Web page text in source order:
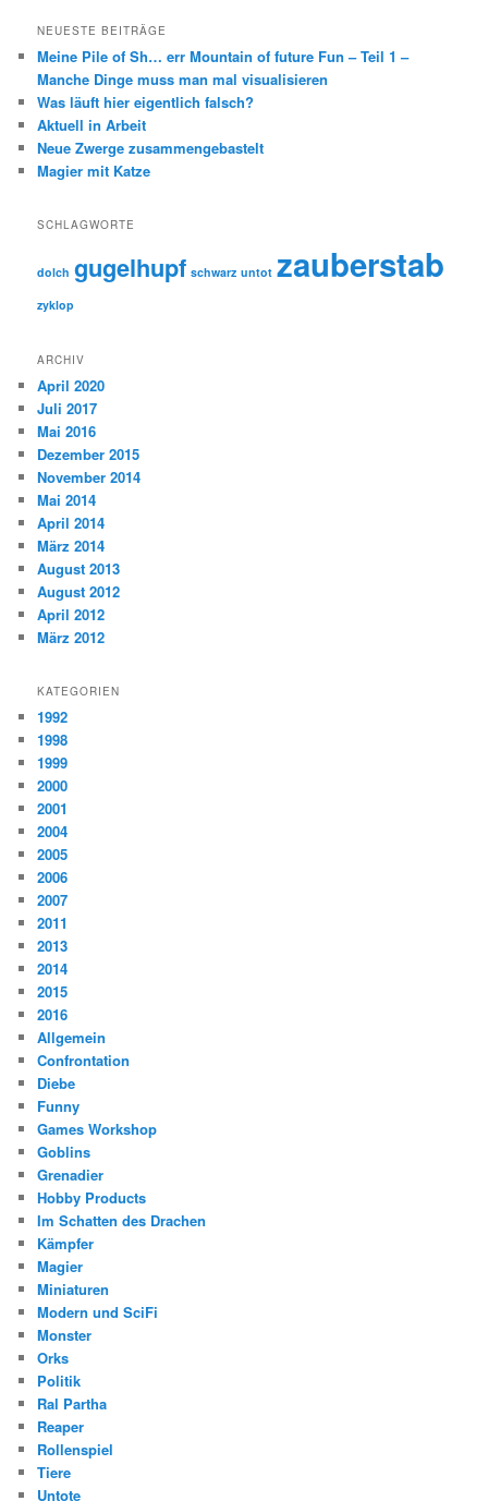
h
n
NEUESTE BEITRÄGE
Meine Pile of Sh… err Mountain of future Fun – Teil 1 –
Manche Dinge muss man mal visualisieren
Was läuft hier eigentlich falsch?
Aktuell in Arbeit
Neue Zwerge zusammengebastelt
Magier mit Katze
SCHLAGWORTE
dolch gugelhupf schwarz untot zauberstab
zyklop
ARCHIV
April 2020
Juli 2017
Mai 2016
Dezember 2015
November 2014
Mai 2014
April 2014
März 2014
August 2013
August 2012
April 2012
März 2012
KATEGORIEN
1992
1998
1999
2000
2001
2004
2005
2006
2007
2011
2013
2014
2015
2016
Allgemein
Confrontation
Diebe
Funny
Games Workshop
Goblins
Grenadier
Hobby Products
Im Schatten des Drachen
Kämpfer
Magier
Miniaturen
Modern und SciFi
Monster
Orks
Politik
Ral Partha
Reaper
Rollenspiel
Tiere
Untote